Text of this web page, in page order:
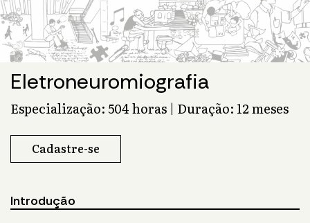
Eletroneuromiografia
Especialização: 504 horas | Duração: 12 meses
Cadastre-se
Introdução